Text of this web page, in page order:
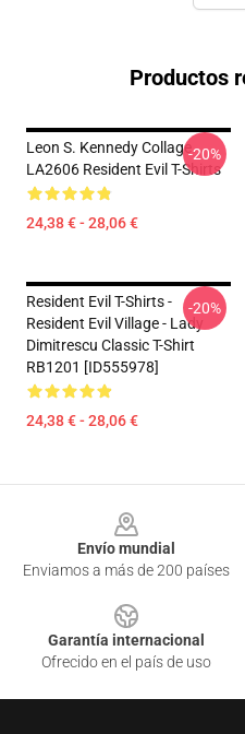
Productos
Leon S. Kennedy Collage
LA2606 Resident Evil T-Shirts
24,38 € - 28,06 €
-20%
Resident Evil T-Shirts -
Resident Evil Village - Lady
Dimitrescu Classic T-Shirt
RB1201 [ID555978]
24,38 € - 28,06 €
-20%
Envío mundial
Enviamos a más de 200 países
Garantía internacional
Ofrecido en el país de uso